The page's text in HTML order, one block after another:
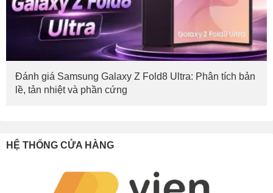
Đánh giá Samsung Galaxy Z Fold8 Ultra: Phân tích bản
lề, tản nhiệt và phần cứng
HỆ THỐNG CỬA HÀNG